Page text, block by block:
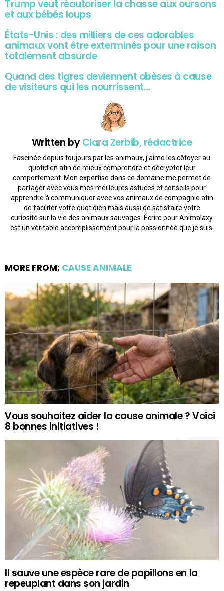
Trump veut réautoriser la chasse aux oursons
et aux bébés loups
États-Unis : des milliers de ces adorables
animaux vont être exterminés pour une raison
totalement absurde
Quand des tigres deviennent obèses à cause
de visiteurs qui les nourrissent…
Written byClara Zerbib, rédactrice
Fascinée depuis toujours par les animaux, j'aime les côtoyer au
quotidien afin de mieux comprendre et décrypter leur
comportement. Mon expertise dans ce domaine me permet de
partager avec vous mes meilleures astuces et conseils pour
apprendre à communiquer avec vos animaux de compagnie afin
de faciliter votre quotidien mais aussi de satisfaire votre
curiosité sur la vie des animaux sauvages. Écrire pour Animalaxy
est un véritable accomplissement pour la passionnée que je suis.
MORE FROM: CAUSE ANIMALE
Vous souhaitez aider la cause animale ? Voici
8 bonnes initiatives !
Il sauve une espèce rare de papillons en la
repeuplant dans son jardin